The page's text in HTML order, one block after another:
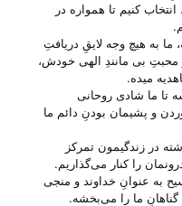
کنیم تا همواره در
به هیچ وجه لایقِ دریافتِ
محبتِ بی‌ مانندِ الهی خودش،
میده.
تا ما شادی روحانی
و پشیمان بودنِ دائم ما
در زندگیمون تمرکز
را کنار می‌‌گذاریم.
به عنوانِ خداوند و منجی
گناهانِ ما را می‌‌بخشه.